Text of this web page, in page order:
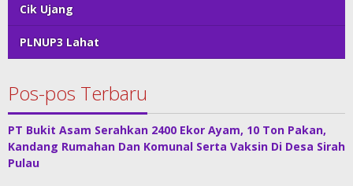
Cik Ujang
PLNUP3 Lahat
Pos-pos Terbaru
PT Bukit Asam Serahkan 2400 Ekor Ayam, 10 Ton Pakan,
Kandang Rumahan Dan Komunal Serta Vaksin Di Desa Sirah
Pulau